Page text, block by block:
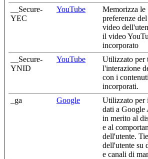
__Secure-
YEC
YouTube
Memorizza le
preferenze
video
il video
incorporato
__Secure-
YNID
YouTube
Utilizzato per
l'interazione
con i contenuti
incorporati.
_ga Google
Utilizzato per
dati a Google
in merito al
e al
dell'utente.
dell'utente su
e canali di